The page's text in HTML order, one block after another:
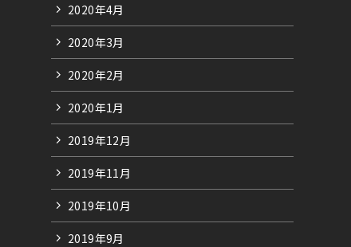
2020年4月
2020年3月
2020年2月
2020年1月
2019年12月
2019年11月
2019年10月
2019年9月